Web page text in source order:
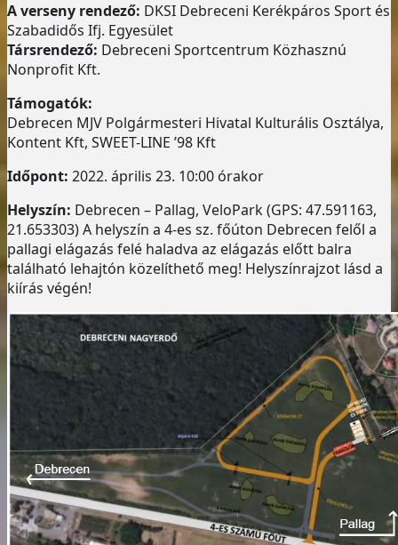
A verseny rendező: DKSI Debreceni Kerékpáros Sport és
Szabadidős Ifj. Egyesület
Társrendező: Debreceni Sportcentrum Közhasznú
Nonprofit Kft.
Támogatók:
Debrecen MJV Polgármesteri Hivatal Kulturális Osztálya,
Kontent Kft, SWEET-LINE ’98 Kft
Időpont: 2022. április 23. 10:00 órakor
Helyszín: Debrecen – Pallag, VeloPark (GPS: 47.591163,
21.653303) A helyszín a 4-es sz. főúton Debrecen felől a
pallagi elágazás felé haladva az elágazás előtt balra
található lehajtón közelíthető meg! Helyszínrajzot lásd a
kiírás végén!